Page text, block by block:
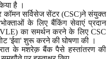
है ।
सर्विसेज सेंटर (CSC)ने संयुक्त
के लिए बैंकिंग सेवाएं प्रदान
(VLE) का समर्थन करने के लिए CSC
'ईवा' शुरू करने की घोषणा की ।
के मशरेक़ बैंक पैसे हस्तांतरण की